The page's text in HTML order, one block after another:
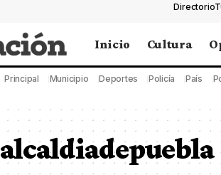
Directorio
Inicio Cultura
Principal Municipio Deportes Policía País
alcaldiadepuebla